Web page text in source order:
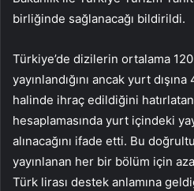
birliğinde sağlanacağı bildirildi.
Türkiye’de dizilerin ortalama
yayınlandığını ancak yurt
halinde ihraç edildiğini
hesaplamasında yurt içindeki
alınacağını ifade etti. Bu
yayınlanan her bir bölüm için
Türk lirası destek anlamına